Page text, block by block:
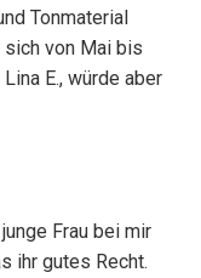
Tonmaterial
von Mai bis
E., würde aber
Frau bei mir
ihr gutes Recht.